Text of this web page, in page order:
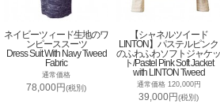
ネイビーツィード生地のワ
ンピーススーツ
Dress Suit With Navy Tweed
Fabric
通常価格
78,000円(税別)
【シャネルツイード
LINTON】パステルピンク
のふわふわソフトジャケッ
ト/Pastel Pink Soft Jacket
with LINTON Tweed
通常価格 120,000円
39,000円(税別)